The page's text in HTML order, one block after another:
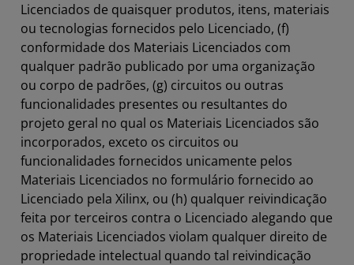
Licenciados de quaisquer produtos, itens, materiais
ou tecnologias fornecidos pelo Licenciado, (f)
conformidade dos Materiais Licenciados com
qualquer padrão publicado por uma organização
ou corpo de padrões, (g) circuitos ou outras
funcionalidades presentes ou resultantes do
projeto geral no qual os Materiais Licenciados são
incorporados, exceto os circuitos ou
funcionalidades fornecidos unicamente pelos
Materiais Licenciados no formulário fornecido ao
Licenciado pela Xilinx, ou (h) qualquer reivindicação
feita por terceiros contra o Licenciado alegando que
os Materiais Licenciados violam qualquer direito de
propriedade intelectual quando tal reivindicação